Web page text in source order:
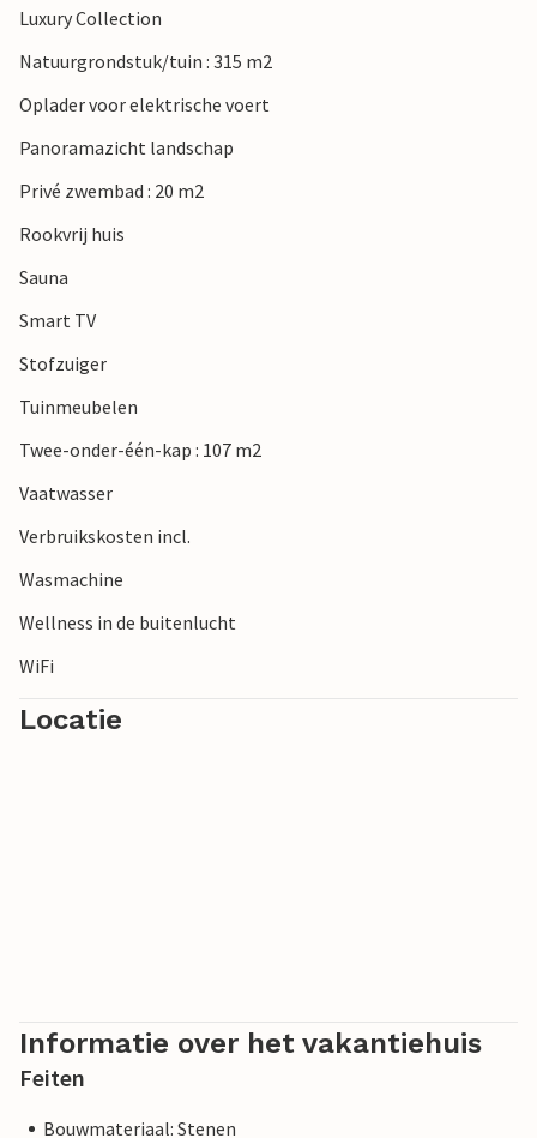
Luxury Collection
Natuurgrondstuk/tuin : 315 m2
Oplader voor elektrische voert
Panoramazicht landschap
Privé zwembad : 20 m2
Rookvrij huis
Sauna
Smart TV
Stofzuiger
Tuinmeubelen
Twee-onder-één-kap : 107 m2
Vaatwasser
Verbruikskosten incl.
Wasmachine
Wellness in de buitenlucht
WiFi
Locatie
Informatie over het vakantiehuis
Feiten
Bouwmateriaal: Stenen